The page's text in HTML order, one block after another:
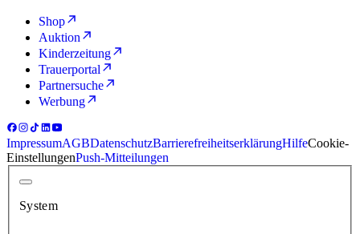
Shop
Auktion
Kinderzeitung
Trauerportal
Partnersuche
Werbung
ImpressumAGBDatenschutzBarrierefreiheitserklärungHilfeCookie-
EinstellungenPush-Mitteilungen
System